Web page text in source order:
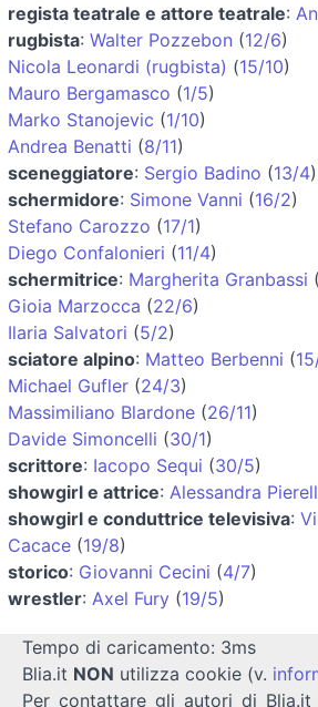
regista teatrale e attore teatrale:
rugbista: Walter Pozzebon (12/6)
Nicola Leonardi (rugbista) (15/10)
Mauro Bergamasco (1/5)
Marko Stanojevic (1/10)
Andrea Benatti (8/11)
sceneggiatore: Sergio Badino (13/4)
schermidore: Simone Vanni (16/2)
Stefano Carozzo (17/1)
Diego Confalonieri (11/4)
schermitrice: Margherita Granbassi (
Gioia Marzocca (22/6)
Ilaria Salvatori (5/2)
sciatore alpino: Matteo Berbenni (
Michael Gufler (24/3)
Massimiliano Blardone (26/11)
Davide Simoncelli (30/1)
scrittore: Iacopo Sequi (30/5)
showgirl e attrice: Alessandra
showgirl e conduttrice televisiva:
Cacace (19/8)
storico: Giovanni Cecini (4/7)
wrestler: Axel Fury (19/5)
Tempo di caricamento: 3ms
Blia.it NON utilizza cookie (v.
Per contattare gli autori di